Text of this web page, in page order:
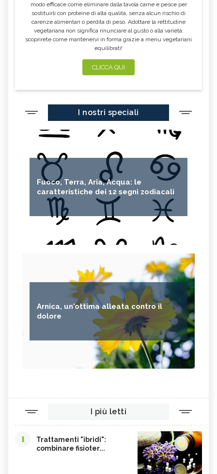
modo efficace come eliminare dalla tavola carne e pesce per
sostituirli con proteine di alta qualità, senza alcun rischio di
carenze alimentari o perdita di peso. Adottare la rettitudine
vegetariana non significa rinunciare al gusto o alla varietà:
scoprirete come mantenervi in forma grazie a menu vegetariani
equilibrati!
CLICCA QUI
I nostri speciali
Fuoco, Terra, Aria, Acqua: le
caratteristiche dei 12 segni zodiacali
Arnica, un'ottima alleata contro il
dolore
I più letti
1
Trattamenti "ibridi":
combinare fisioter...